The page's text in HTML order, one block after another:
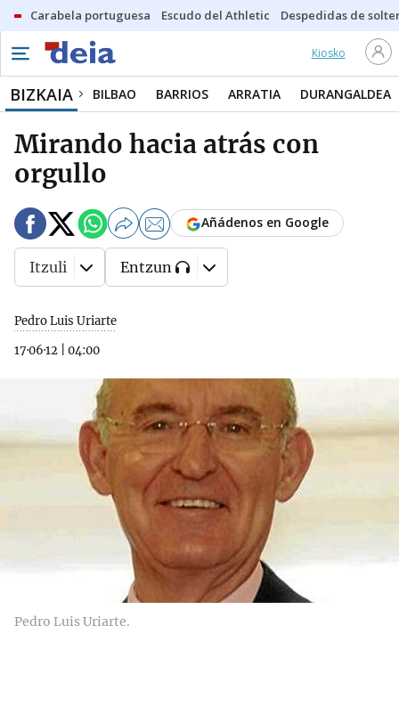
Carabela portuguesa Escudo del Athletic Despedidas de
Kiosko
BIZKAIA BILBAO BARRIOS ARRATIA DURANGALDEA
Mirando hacia atrás con
orgullo
Pedro Luis Uriarte
17·06·12
04:00
Añádenos en Google
Itzuli Entzun
Pedro Luis Uriarte.